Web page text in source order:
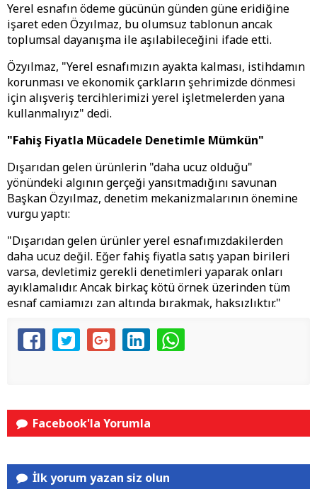
Yerel esnafın ödeme gücünün günden güne eridiğine
işaret eden Özyılmaz, bu olumsuz tablonun ancak
toplumsal dayanışma ile aşılabileceğini ifade etti.
​Özyılmaz, "Yerel esnafımızın ayakta kalması, istihdamın
korunması ve ekonomik çarkların şehrimizde dönmesi
için alışveriş tercihlerimizi yerel işletmelerden yana
kullanmalıyız" dedi.
​"Fahiş Fiyatla Mücadele Denetimle Mümkün"
​Dışarıdan gelen ürünlerin "daha ucuz olduğu"
yönündeki algının gerçeği yansıtmadığını savunan
Başkan Özyılmaz, denetim mekanizmalarının önemine
vurgu yaptı:
​"Dışarıdan gelen ürünler yerel esnafımızdakilerden
daha ucuz değil. Eğer fahiş fiyatla satış yapan birileri
varsa, devletimiz gerekli denetimleri yaparak onları
ayıklamalıdır. Ancak birkaç kötü örnek üzerinden tüm
esnaf camiamızı zan altında bırakmak, haksızlıktır."
Facebook'la Yorumla
İlk yorum yazan siz olun